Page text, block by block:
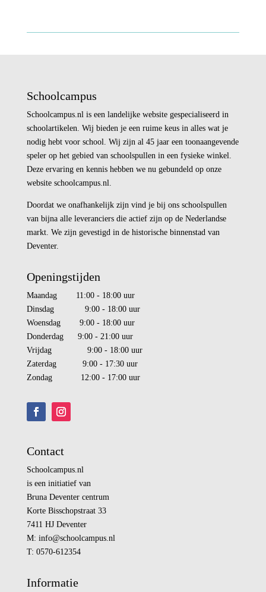
Schoolcampus
Schoolcampus.nl is een landelijke website gespecialiseerd in
schoolartikelen. Wij bieden je een ruime keus in alles wat je
nodig hebt voor school. Wij zijn al 45 jaar een toonaangevende
speler op het gebied van schoolspullen in een fysieke winkel.
Deze ervaring en kennis hebben we nu gebundeld op onze
website schoolcampus.nl.
Doordat we onafhankelijk zijn vind je bij ons schoolspullen
van bijna alle leveranciers die actief zijn op de Nederlandse
markt. We zijn gevestigd in de historische binnenstad van
Deventer.
Openingstijden
Maandag 11:00 - 18:00 uur
Dinsdag 9:00 - 18:00 uur
Woensdag 9:00 - 18:00 uur
Donderdag 9:00 - 21:00 uur
Vrijdag 9:00 - 18:00 uur
Zaterdag 9:00 - 17:30 uur
Zondag 12:00 - 17:00 uur
Contact
Schoolcampus.nl
is een initiatief van
Bruna Deventer centrum
Korte Bisschopstraat 33
7411 HJ Deventer
M: info@schoolcampus.nl
T: 0570-612354
Informatie